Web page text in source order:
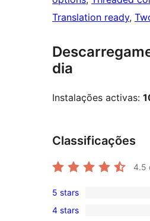
Translation ready,
dia
Instalações activas:
Classificações
4.5
1
5-
5 stars
1
4 stars